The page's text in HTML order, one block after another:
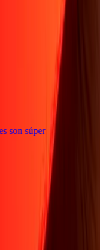
son súper
Blog